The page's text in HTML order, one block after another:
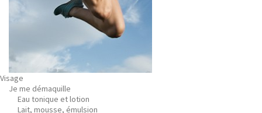
Visage
Je me démaquille
Eau tonique et lotion
Lait, mousse, émulsion